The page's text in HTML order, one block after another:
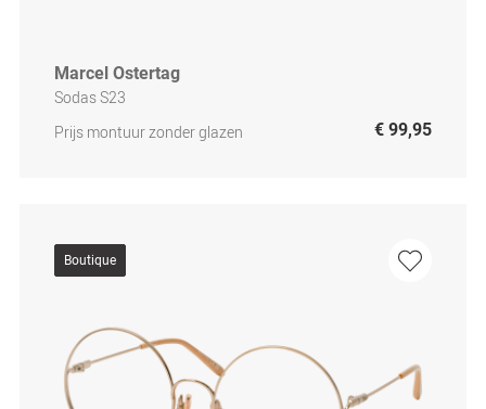
Marcel Ostertag
Sodas S23
Prijs montuur zonder glazen
€ 99,95
Boutique